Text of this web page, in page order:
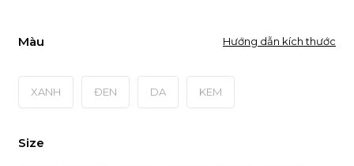
Màu
XANH ĐEN DA KEM
Size
Hướng dẫn kích thước